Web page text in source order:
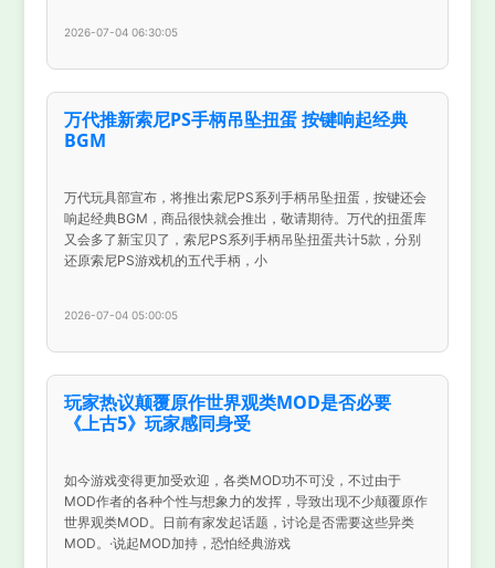
2026-07-04 06:30:05
万代推新索尼PS手柄吊坠扭蛋 按键响起经典
BGM
万代玩具部宣布，将推出索尼PS系列手柄吊坠扭蛋，按键还会
响起经典BGM，商品很快就会推出，敬请期待。万代的扭蛋库
又会多了新宝贝了，索尼PS系列手柄吊坠扭蛋共计5款，分别
还原索尼PS游戏机的五代手柄，小
2026-07-04 05:00:05
玩家热议颠覆原作世界观类MOD是否必要
《上古5》玩家感同身受
如今游戏变得更加受欢迎，各类MOD功不可没，不过由于
MOD作者的各种个性与想象力的发挥，导致出现不少颠覆原作
世界观类MOD。日前有家发起话题，讨论是否需要这些异类
MOD。·说起MOD加持，恐怕经典游戏